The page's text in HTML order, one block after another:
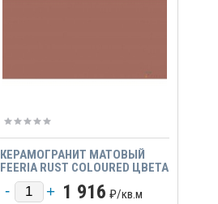
КЕРАМОГРАНИТ МАТОВЫЙ
FEERIA RUST COLOURED ЦВЕТА
РЖАВЧИНЫ 1 916 ₽/кв.м